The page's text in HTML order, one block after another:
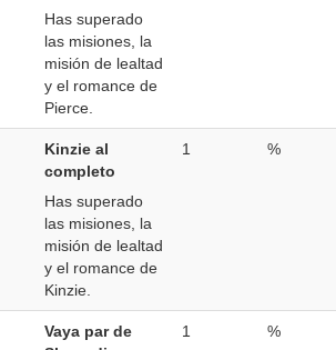
Has superado
las misiones, la
misión de lealtad
y el romance de
Pierce.
Kinzie al
completo
Has superado
las misiones, la
misión de lealtad
y el romance de
Kinzie.
1 %
Vaya par de
1 %